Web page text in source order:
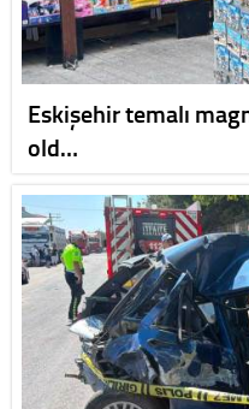
Eskişehir temalı
old…